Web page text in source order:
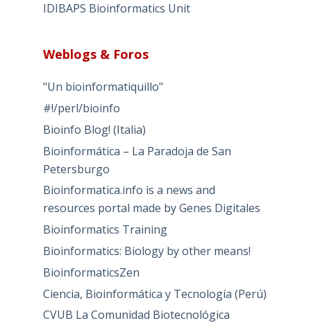
IDIBAPS Bioinformatics Unit
Weblogs & Foros
"Un bioinformatiquillo"
#!/perl/bioinfo
Bioinfo Blog! (Italia)
Bioinformática – La Paradoja de San
Petersburgo
Bioinformatica.info is a news and
resources portal made by Genes Digitales
Bioinformatics Training
Bioinformatics: Biology by other means!
BioinformaticsZen
Ciencia, Bioinformática y Tecnología (Perú)
CVUB La Comunidad Biotecnológica